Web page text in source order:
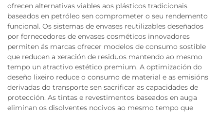
ofrecen alternativas viables aos plásticos tradicionais
baseados en petróleo sen comprometer o seu rendemento
funcional. Os sistemas de envases reutilizables deseñados
por fornecedores de envases cosméticos innovadores
permiten ás marcas ofrecer modelos de consumo sostible
que reducen a xeración de residuos mantendo ao mesmo
tempo un atractivo estético premium. A optimización do
deseño lixeiro reduce o consumo de material e as emisións
derivadas do transporte sen sacrificar as capacidades de
protección. As tintas e revestimentos baseados en auga
eliminan os disolventes nocivos ao mesmo tempo que